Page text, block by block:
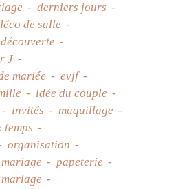
derniers jours
de salle
découverte
J
mariée
evjf
idée du couple
invités
maquillage
temps
organisation
papeterie